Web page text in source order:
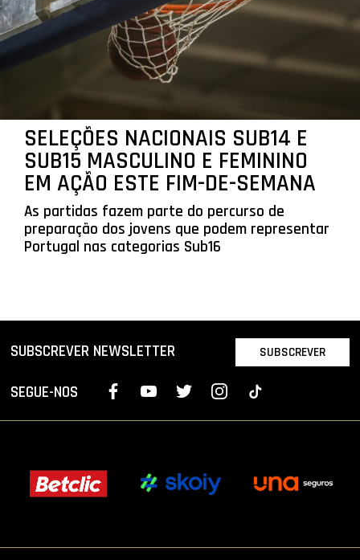
SELEÇÕES NACIONAIS SUB14 E
SUB15 MASCULINO E FEMININO
EM AÇÃO ESTE FIM-DE-SEMANA
As partidas fazem parte do percurso de
preparação dos jovens que podem representar
Portugal nas categorias Sub16
SUBSCREVER NEWSLETTER SUBSCREVER
SEGUE-NOS